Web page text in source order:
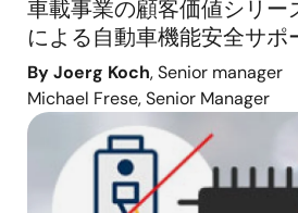
車載事業の顧客価値シリ
による自動車機能安全サポ
By Joerg Koch, Senior manager
Michael Frese, Senior Manager